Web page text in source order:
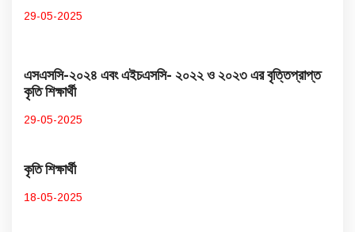
29-05-2025
এসএসসি-২০২৪ এবং এইচএসসি- ২০২২ ও ২০২৩ এর বৃত্তিপ্রাপ্ত
কৃতি শিক্ষার্থী
29-05-2025
কৃতি শিক্ষার্থী
18-05-2025